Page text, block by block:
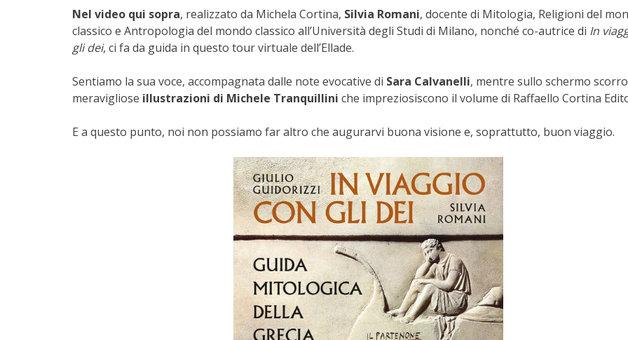
Nel video qui sopra, realizzato da Michela Cortina, Silvia Romani, docente di Mitologia, Religioni del
classico e Antropologia del mondo classico all’Università degli Studi di Milano, nonché co-autrice di In
gli dei, ci fa da guida in questo tour virtuale dell’Ellade.
Sentiamo la sua voce, accompagnata dalle note evocative di Sara Calvanelli, mentre sullo schermo
meravigliose illustrazioni di Michele Tranquillini che impreziosiscono il volume di Raffaello Cortina
E a questo punto, noi non possiamo far altro che augurarvi buona visione e, soprattutto, buon viaggio.